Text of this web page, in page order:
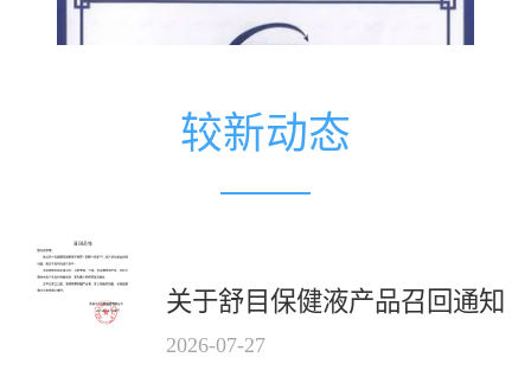
较新动态
关于舒目保健液产品召回通知
2026-07-27